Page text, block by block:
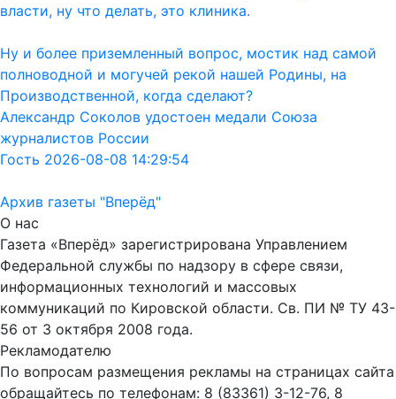
власти, ну что делать, это клиника.
Ну и более приземленный вопрос, мостик над самой
полноводной и могучей рекой нашей Родины, на
Производственной, когда сделают?
Александр Соколов удостоен медали Союза
журналистов России
Гость 2026-08-08 14:29:54
Архив газеты "Вперёд"
О нас
Газета «Вперёд» зарегистрирована Управлением
Федеральной службы по надзору в сфере связи,
информационных технологий и массовых
коммуникаций по Кировской области. Св. ПИ № ТУ 43-
56 от 3 октября 2008 года.
Рекламодателю
По вопросам размещения рекламы на страницах сайта
обращайтесь по телефонам: 8 (83361) 3-12-76, 8